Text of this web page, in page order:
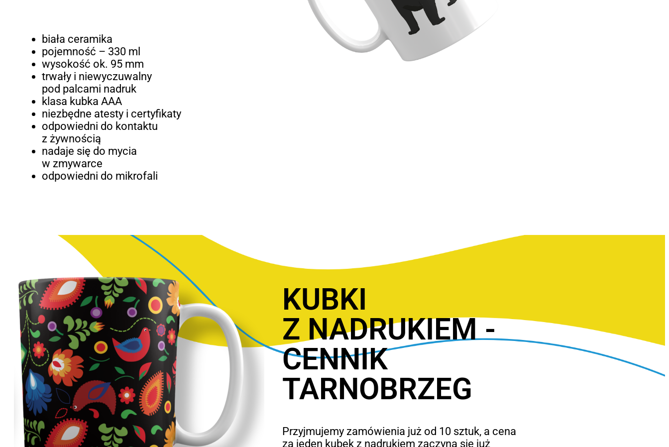
biała ceramika
pojemność – 330 ml
wysokość ok. 95 mm
trwały i niewyczuwalny
pod palcami nadruk
klasa kubka AAA
niezbędne atesty i certyfikaty
odpowiedni do kontaktu
z żywnością
nadaje się do mycia
w zmywarce
odpowiedni do mikrofali
KUBKI
Z NADRUKIEM -
CENNIK
TARNOBRZEG
Przyjmujemy zamówienia już od 10 sztuk, a cena
za jeden kubek z nadrukiem zaczyna się już